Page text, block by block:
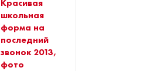
Красивая
школьная
форма на
последний
звонок 2013,
фото